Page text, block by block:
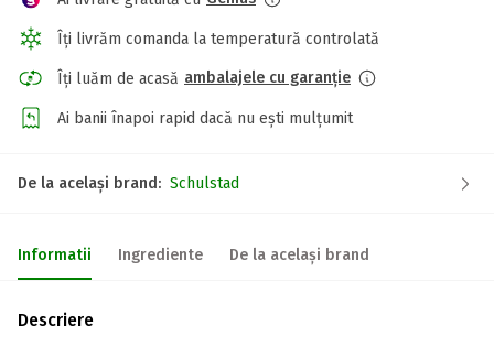
Îți livrăm comanda la temperatură controlată
Îți luăm de acasă ambalajele cu garanție
Ai banii înapoi rapid dacă nu ești mulțumit
De la același brand: Schulstad
Informatii Ingrediente De la același brand
Descriere